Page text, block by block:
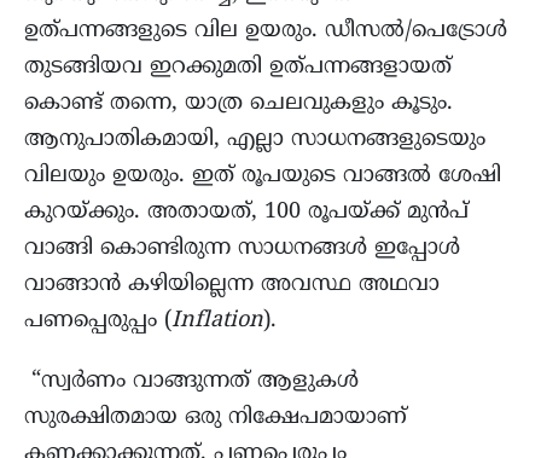
ഉത്പന്നങ്ങളുടെ വില ഉയരും. ഡീസൽ/പെട്രോൾ
തുടങ്ങിയവ ഇറക്കുമതി ഉത്പന്നങ്ങളായത്
കൊണ്ട് തന്നെ, യാത്ര ചെലവുകളും കൂടും.
ആനുപാതികമായി, എല്ലാ സാധനങ്ങളുടെയും
വിലയും ഉയരും. ഇത് രൂപയുടെ വാങ്ങൽ ശേഷി
കുറയ്ക്കും. അതായത്, 100 രൂപയ്ക്ക് മുൻപ്
വാങ്ങി കൊണ്ടിരുന്ന സാധനങ്ങൾ ഇപ്പോൾ
വാങ്ങാൻ കഴിയില്ലെന്ന അവസ്ഥ അഥവാ
പണപ്പെരുപ്പം (Inflation).
“സ്വർണം വാങ്ങുന്നത് ആളുകൾ
സുരക്ഷിതമായ ഒരു നിക്ഷേപമായാണ്